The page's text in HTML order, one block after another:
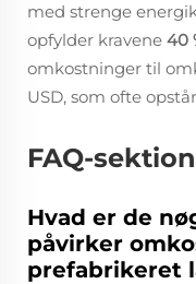
med strenge
opfylder kravene 40
omkostninger til
USD, som ofte
FAQ-sektion
Hvad er de
påvirker
prefabrikeret